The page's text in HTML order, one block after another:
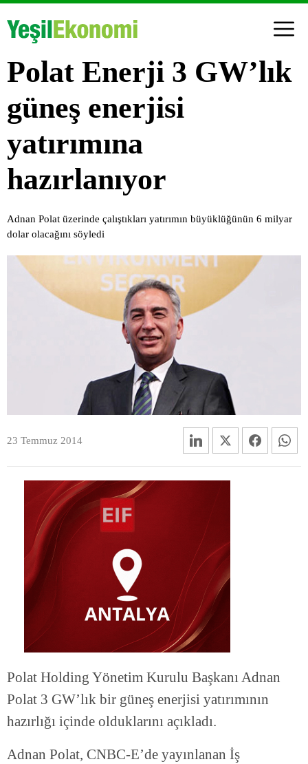
Polat Enerji 3 GW’lık
güneş enerjisi
yatırımına
hazırlanıyor
Adnan Polat üzerinde çalıştıkları yatırımın büyüklüğünün 6 milyar
dolar olacağını söyledi
23 Temmuz 2014
Polat Holding Yönetim Kurulu Başkanı Adnan
Polat 3 GW’lık bir güneş enerjisi yatırımının
hazırlığı içinde olduklarını açıkladı.
Adnan Polat, CNBC-E’de yayınlanan İş